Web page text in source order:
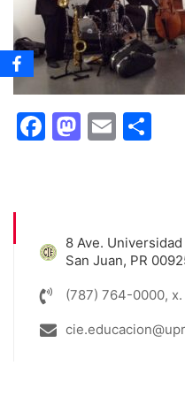
Facebook
Email
8 Ave. Universidad
San Juan, PR
(787) 764-0000,